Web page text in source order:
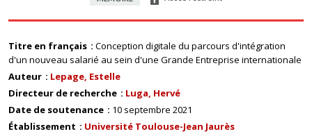
Titre en français
Conception digitale du parcours d'intégration
d'un nouveau salarié au sein d'une Grande Entreprise internationale
Auteur
Lepage, Estelle
Directeur de recherche
Luga, Hervé
Date de soutenance
10 septembre 2021
Établissement
Université Toulouse-Jean Jaurès